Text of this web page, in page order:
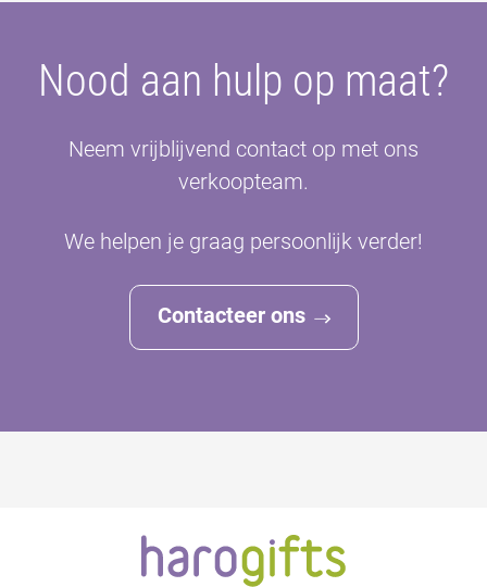
Nood aan hulp op maat?
Neem vrijblijvend contact op met ons
verkoopteam.
We helpen je graag persoonlijk verder!
Contacteer ons